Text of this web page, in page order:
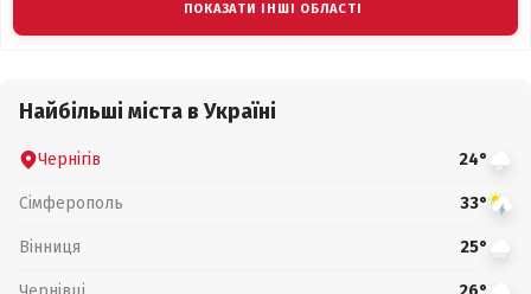
ПОКАЗАТИ ІНШІ ОБЛАСТІ
Найбільші міста в Україні
Чернігів 24°
Сімферополь 33°
Вінниця 25°